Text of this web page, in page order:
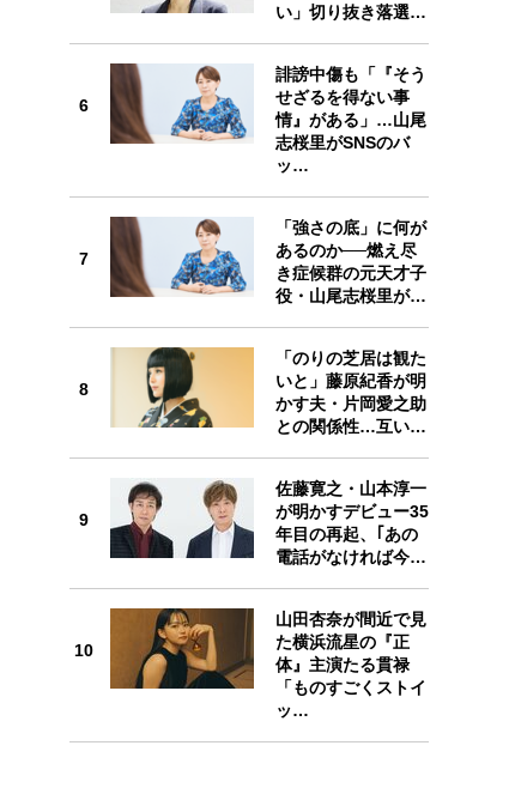
い」切り抜き落選…
6
誹謗中傷も「『そう
せざるを得ない事
情』がある」…山尾
志桜里がSNSのバ
ッ…
7
「強さの底」に何が
あるのか──燃え尽
き症候群の元天才子
役・山尾志桜里が…
8
「のりの芝居は観た
いと」藤原紀香が明
かす夫・片岡愛之助
との関係性…互い…
9
佐藤寛之・山本淳一
が明かすデビュー35
年目の再起、｢あの
電話がなければ今…
10
山田杏奈が間近で見
た横浜流星の『正
体』主演たる貫禄
「ものすごくストイ
ッ…